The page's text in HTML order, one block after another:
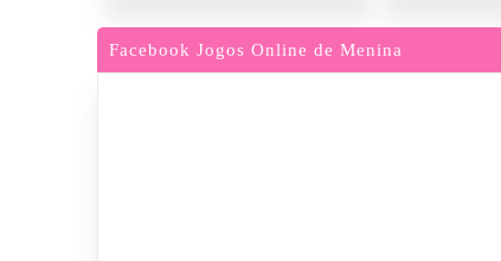
Facebook Jogos Online de Menina